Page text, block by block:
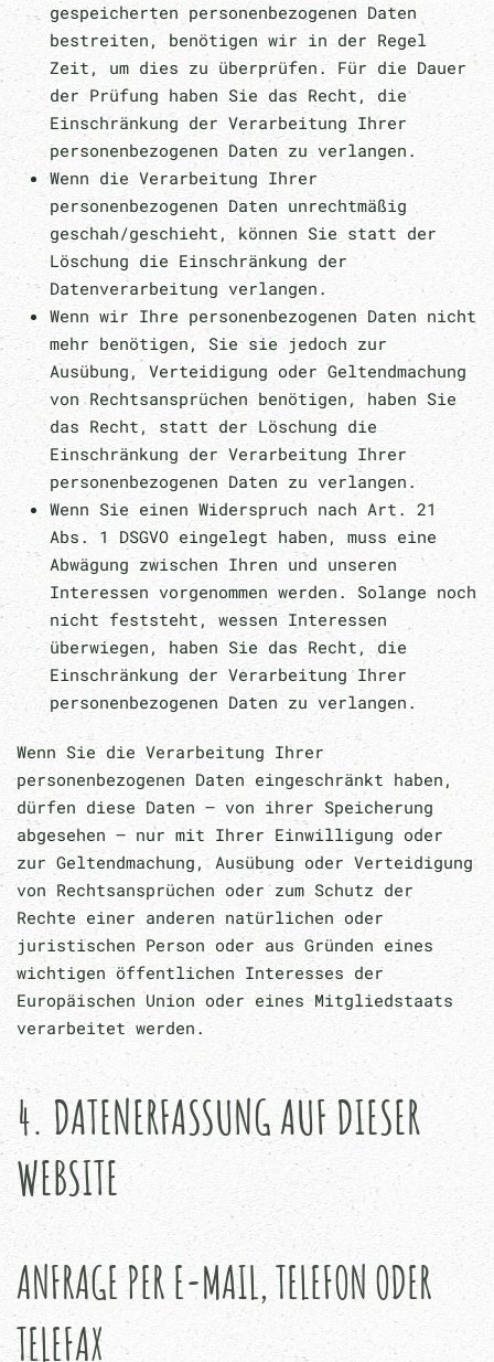
gespeicherten personenbezogenen Daten
bestreiten, benötigen wir in der Regel
Zeit, um dies zu überprüfen. Für die Dauer
der Prüfung haben Sie das Recht, die
Einschränkung der Verarbeitung Ihrer
personenbezogenen Daten zu verlangen.
Wenn die Verarbeitung Ihrer
personenbezogenen Daten unrechtmäßig
geschah/geschieht, können Sie statt der
Löschung die Einschränkung der
Datenverarbeitung verlangen.
Wenn wir Ihre personenbezogenen Daten nicht
mehr benötigen, Sie sie jedoch zur
Ausübung, Verteidigung oder Geltendmachung
von Rechtsansprüchen benötigen, haben Sie
das Recht, statt der Löschung die
Einschränkung der Verarbeitung Ihrer
personenbezogenen Daten zu verlangen.
Wenn Sie einen Widerspruch nach Art. 21
Abs. 1 DSGVO eingelegt haben, muss eine
Abwägung zwischen Ihren und unseren
Interessen vorgenommen werden. Solange noch
nicht feststeht, wessen Interessen
überwiegen, haben Sie das Recht, die
Einschränkung der Verarbeitung Ihrer
personenbezogenen Daten zu verlangen.
Wenn Sie die Verarbeitung Ihrer
personenbezogenen Daten eingeschränkt haben,
dürfen diese Daten – von ihrer Speicherung
abgesehen – nur mit Ihrer Einwilligung oder
zur Geltendmachung, Ausübung oder Verteidigung
von Rechtsansprüchen oder zum Schutz der
Rechte einer anderen natürlichen oder
juristischen Person oder aus Gründen eines
wichtigen öffentlichen Interesses der
Europäischen Union oder eines Mitgliedstaats
verarbeitet werden.
4. DATENERFASSUNG AUF DIESER
WEBSITE
ANFRAGE PER E-MAIL, TELEFON ODER
TELEFAX